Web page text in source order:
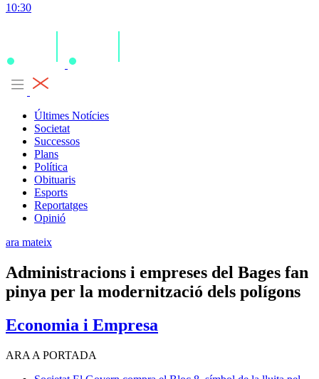
10:30
Últimes Notícies
Societat
Successos
Plans
Política
Obituaris
Esports
Reportatges
Opinió
ara mateix
Administracions i empreses del Bages fan
pinya per la modernització dels polígons
Economia i Empresa
ARA A PORTADA